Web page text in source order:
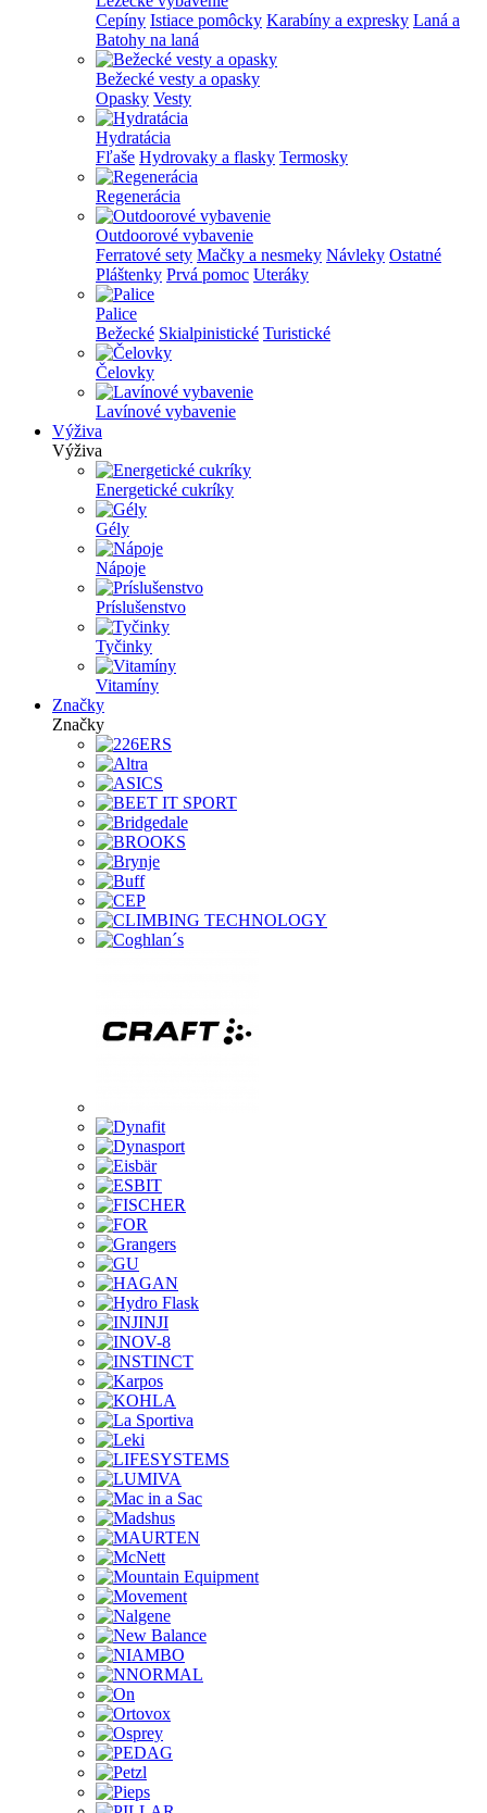
Cepíny Istiace pomôcky Karabíny a expresky Laná a
Batohy na laná
Bežecké vesty a opasky
Opasky Vesty
Hydratácia
Fľaše Hydrovaky a flasky Termosky
Regenerácia
Outdoorové vybavenie
Ferratové sety Mačky a nesmeky Návleky Ostatné
Pláštenky Prvá pomoc Uteráky
Palice
Bežecké Skialpinistické Turistické
Čelovky
Lavínové vybavenie
Výživa
Výživa
Energetické cukríky
Gély
Nápoje
Príslušenstvo
Tyčinky
Vitamíny
Značky
Značky